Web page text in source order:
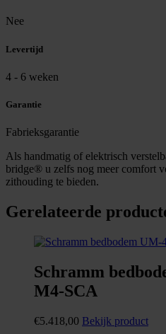
Nee
Levertijd
4 - 6 weken
Garantie
Fabrieksgarantie
Als handmatig of elektrisch
bridge® u zelfs nog meer comfort
zithouding te bieden.
Gerelateerde
Schramm
M4-SCA
€5.418,00 Bekijk product